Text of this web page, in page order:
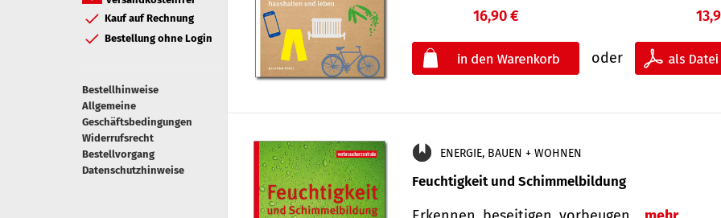
Kauf auf Rechnung
Bestellung ohne Login
Bestellhinweise
Allgemeine
Geschäftsbedingungen
Widerrufsrecht
Bestellvorgang
Datenschutzhinweise
16,90 €
oder
ENERGIE, BAUEN + WOHNEN
Feuchtigkeit und Schimmelbildung